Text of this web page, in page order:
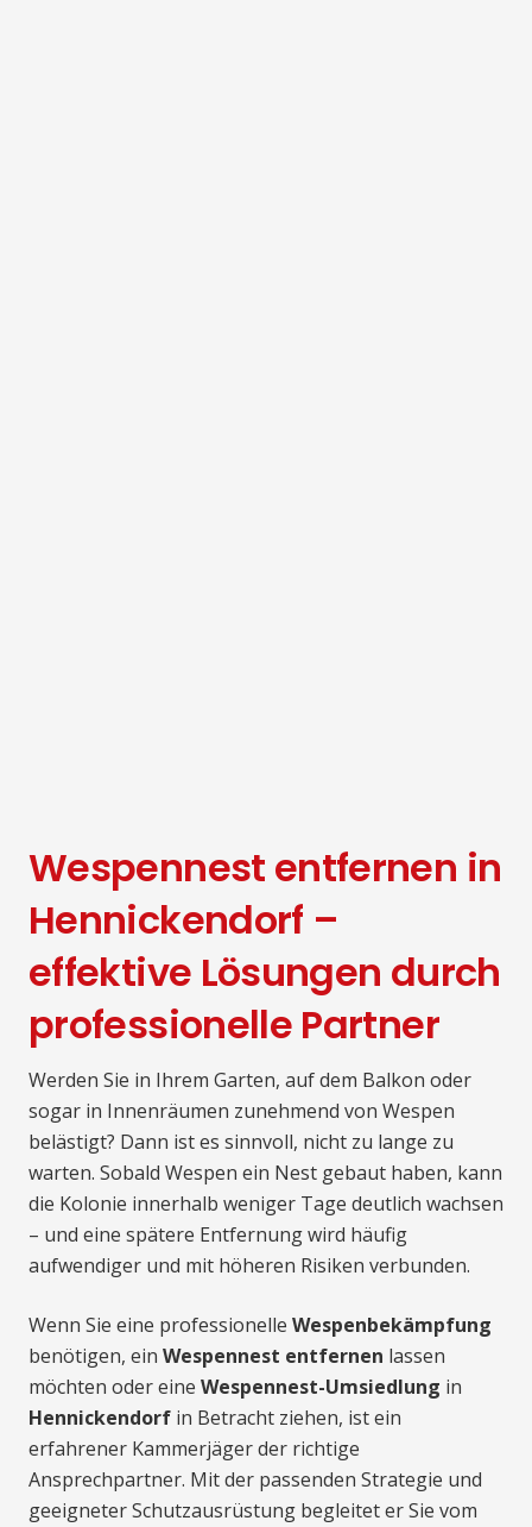
Wespennest entfernen in
Hennickendorf –
effektive Lösungen durch
professionelle Partner
Werden Sie in Ihrem Garten, auf dem Balkon oder
sogar in Innenräumen zunehmend von Wespen
belästigt? Dann ist es sinnvoll, nicht zu lange zu
warten. Sobald Wespen ein Nest gebaut haben, kann
die Kolonie innerhalb weniger Tage deutlich wachsen
– und eine spätere Entfernung wird häufig
aufwendiger und mit höheren Risiken verbunden.
Wenn Sie eine professionelle Wespenbekämpfung
benötigen, ein Wespennest entfernen lassen
möchten oder eine Wespennest-Umsiedlung in
Hennickendorf in Betracht ziehen, ist ein
erfahrener Kammerjäger der richtige
Ansprechpartner. Mit der passenden Strategie und
geeigneter Schutzausrüstung begleitet er Sie vom